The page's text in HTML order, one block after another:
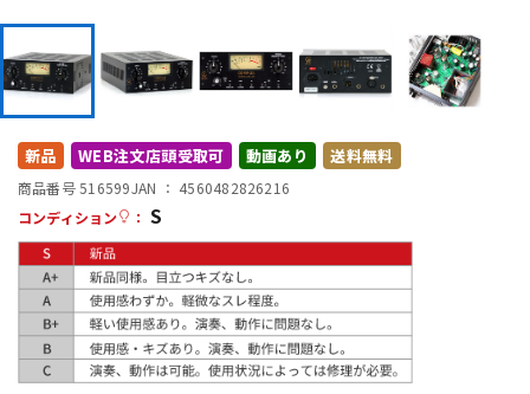
配信/ライブ機器
中古
新品 WEB注文店頭受取可 動画あり 送料無料
商品番号 516599JAN ： 4560482826216
コンディション
： S